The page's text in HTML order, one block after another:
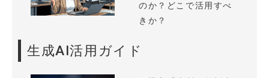
のか？どこで活用すべ
きか？
生成AI活用ガイド